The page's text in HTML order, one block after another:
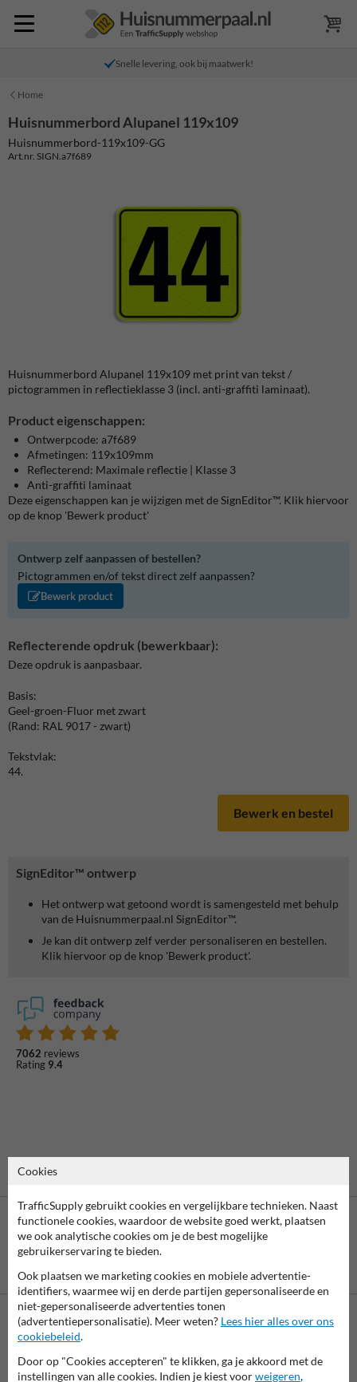
Snelle levering, ook bij maatwerk!
Home
SignEditor™ ontwerp
Het ontwerp wat getoond wordt is samengesteld met behulp
van de Huisnummerpaal.nl SignEditor™.
Je kan dit ontwerp zelf verder personaliseren en bestellen.
Klik hiervoor op de knop 'Bewerk product'.
7062 reviews
Rating 9.4
Huisnummerbord Alupanel 119x109
Huisnummerbord-119x109-GG
Art.nr. SIGN.a7f689
Huisnummerbord Alupanel 119x109 met print van tekst /
pictogrammen in reflectieklasse 3 (incl. anti-graffiti laminaat).
Product eigenschappen:
Ontwerpcode: a7f689
Afmetingen: 119x109mm
Reflecterend: Maximale reflectie | Klasse 3
Anti-graffiti laminaat
Deze eigenschappen kan je wijzigen met de SignEditor™. Klik hiervoor
op de knop 'Bewerk product'
Ontwerp zelf aanpassen of bestellen?
Pictogrammen en/of tekst direct zelf aanpassen?
Bewerk product
Reflecterende opdruk (bewerkbaar):
Deze opdruk is aanpasbaar.
Basis:
Geel-groen-Fluor met zwart
(Rand: RAL 9017 - zwart)
Tekstvlak:
44.
Bewerk en bestel
is mogelijk
Neem contact met ons op
Wij zijn op werkdagen (van 8.00 tot 17.00) te bereiken op 038-
7920070.
Cookies
TrafficSupply gebruikt cookies en vergelijkbare technieken. Naast
functionele cookies, waardoor de website goed werkt, plaatsen
we ook analytische cookies om je de best mogelijke
gebruikerservaring te bieden.
Ook plaatsen we marketing cookies en mobiele advertentie-
identifiers, waarmee wij en derde partijen gepersonaliseerde en
niet-gepersonaliseerde advertenties tonen
(advertentiepersonalisatie). Meer weten? Lees hier alles over ons
cookiebeleid.
Door op "Cookies accepteren" te klikken, ga je akkoord met de
instellingen van alle cookies. Indien je kiest voorweigeren,